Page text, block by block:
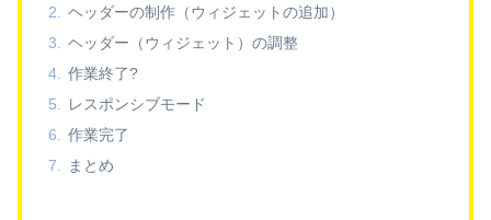
ヘッダーの制作（ウィジェットの追加）
ヘッダー（ウィジェット）の調整
作業終了?
レスポンシブモード
作業完了
まとめ